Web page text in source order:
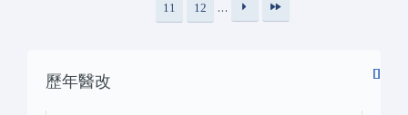
11 12 …
歷年醫改